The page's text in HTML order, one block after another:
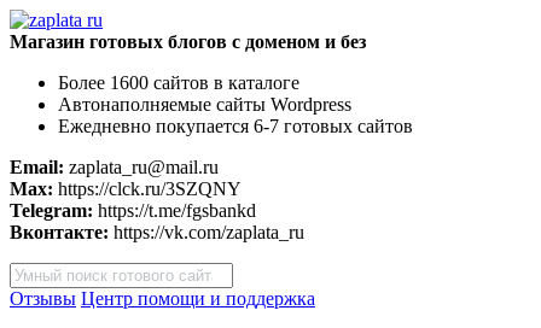
Магазин готовых блогов с доменом и без
Более 1600 сайтов в каталоге
Автонаполняемые сайты Wordpress
Ежедневно покупается 6-7 готовых сайтов
Email: zaplata_ru@mail.ru
Max: https://clck.ru/3SZQNY
Telegram: https://t.me/fgsbankd
Вконтакте: https://vk.com/zaplata_ru
Поиск
товаров
Отзывы Центр помощи и поддержка